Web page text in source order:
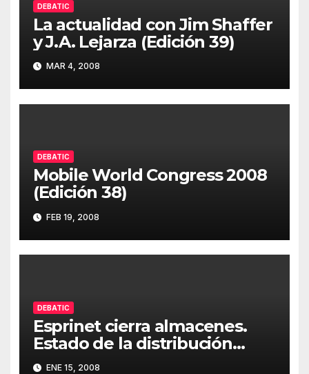
DEBATIC
La actualidad con Jim Shaffer
y J.A. Lejarza (Edición 39)
MAR 4, 2008
DEBATIC
Mobile World Congress 2008
(Edición 38)
FEB 19, 2008
DEBATIC
Esprinet cierra almacenes.
Estado de la distribución
informática (Edición 37)
ENE 15, 2008